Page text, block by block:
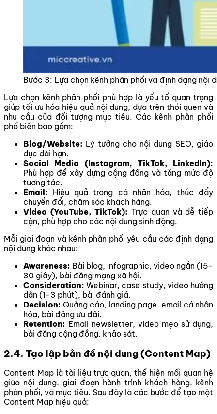
Bước 3: Lựa chọn kênh phân phối và định dạng nội
Lựa chọn kênh phân phối phù hợp là yếu tố quan trọng
giúp tối ưu hóa hiệu quả nội dung, dựa trên thói quen và
nhu cầu của đối tượng mục tiêu. Các kênh phân phối
phổ biến bao gồm:
Blog/Website: Lý tưởng cho nội dung SEO, giáo
dục dài hạn.
Social Media (Instagram, TikTok, LinkedIn):
Phù hợp để xây dựng cộng đồng và tăng mức độ
tương tác.
Email: Hiệu quả trong cá nhân hóa, thúc đẩy
chuyển đổi, chăm sóc khách hàng.
Video (YouTube, TikTok): Trực quan và dễ tiếp
cận, phù hợp cho các nội dung sinh động.
Mỗi giai đoạn và kênh phân phối yêu cầu các định dạng
nội dung khác nhau:
Awareness: Bài blog, infographic, video ngắn (15-
30 giây), bài đăng mạng xã hội.
Consideration: Webinar, case study, video hướng
dẫn (1-3 phút), bài đánh giá.
Decision: Quảng cáo, landing page, email cá nhân
hóa, bài đăng ưu đãi.
Retention: Email newsletter, video mẹo sử dụng,
bài đăng cộng đồng, khảo sát.
2.4. Tạo lập bản đồ nội dung (Content Map)
Content Map là tài liệu trực quan, thể hiện mối quan hệ
giữa nội dung, giai đoạn hành trình khách hàng, kênh
phân phối, và mục tiêu. Sau đây là các bước để tạo một
Content Map hiệu quả: